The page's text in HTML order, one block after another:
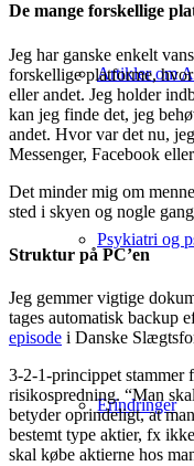
Artikler om
Psykiatri og
Erindringer
De mange forskellige
Jeg har ganske enkelt
forskellige platforme,
eller andet. Jeg holder
kan jeg finde det, jeg
andet. Hvor var det nu,
Messenger, Facebook
Det minder mig om
sted i skyen og nogle
Struktur på PC’en
Jeg gemmer vigtige
tages automatisk backup
episode i Danske
3-2-1-princippet stammer
risikospredning. “Man
betyder oprindeligt, at
bestemt type aktier, fx
skal købe aktierne hos